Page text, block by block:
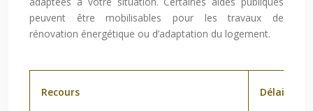
peuvent être mobilisables pour les travaux de
rénovation énergétique ou d’adaptation du logement.
Recours Délai de